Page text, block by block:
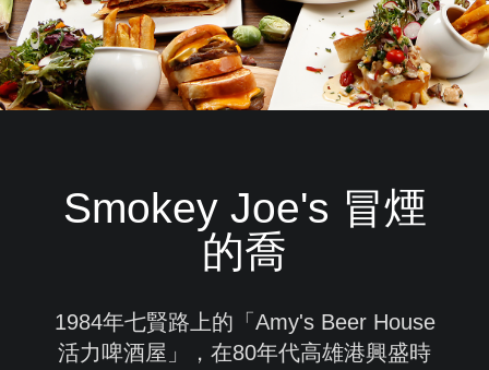
特色品牌
餐飲系列
活動走廊
FACEBOOK
Smokey Joe's 冒煙
的喬
1984年七賢路上的「Amy's Beer House
活力啤酒屋」，在80年代高雄港興盛時